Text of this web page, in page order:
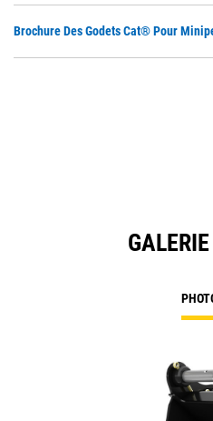
Brochure Des Godets Cat® Pour